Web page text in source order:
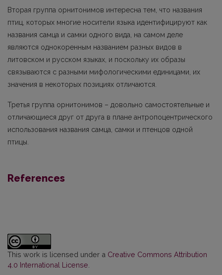
Вторая группа орнитонимов интересна тем, что названия
птиц, которых многие носители языка идентифицируют как
названия самца и самки одного вида, на са­мом деле
являются однокоренным названием разных видов в
литовском и русском языках, и поскольку их образы
связываются с разными мифологическими единица­ми, их
значения в некоторых позициях отличаются.
Третья группа орнитонимов – довольно самостоятельные и
отличающиеся друг от друга в плане антропоцентрического
использования названия самца, самки и птенцов одной
птицы.
References
This work is licensed under a Creative Commons Attribution
4.0 International License